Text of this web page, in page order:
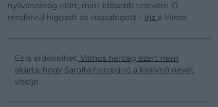
nyilvánosság előtt, mint idősebb testvére. Ő
rendkívül higgadt és visszafogott – írja a Mirror.
Ez is érdekelhet: Vilmos herceg ezért nem
akarta, hogy Sarolta hercegnő a királynő nevét
viselje